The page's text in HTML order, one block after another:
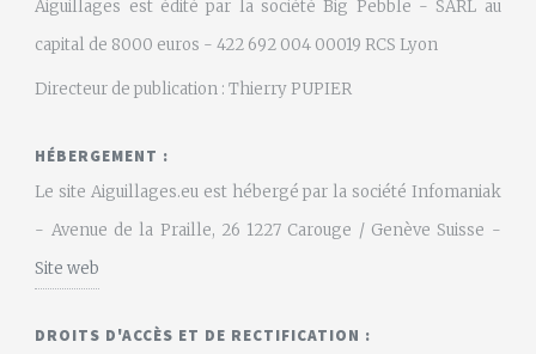
Aiguillages est édité par la société Big Pebble - SARL au
capital de 8000 euros - 422 692 004 00019 RCS Lyon
Directeur de publication : Thierry PUPIER
HÉBERGEMENT :
Le site Aiguillages.eu est hébergé par la société Infomaniak
- Avenue de la Praille, 26 1227 Carouge / Genève Suisse -
Site web
DROITS D'ACCÈS ET DE RECTIFICATION :